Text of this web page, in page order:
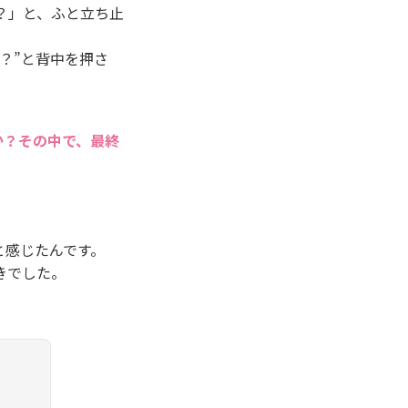
」と、ふと立ち止
”と背中を押さ
その中で、最終
じたんです。
した。